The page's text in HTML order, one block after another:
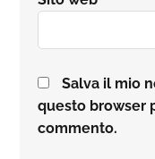
Salva il mio
questo browser
commento.